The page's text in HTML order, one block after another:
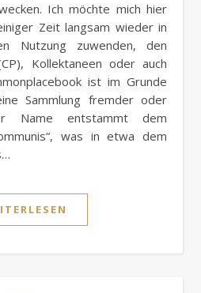
Ich möchte mich hier
Zeit langsam wieder in
Nutzung zuwenden, den
Kollektaneen oder auch
ist im Grunde
Sammlung fremder oder
Name entstammt dem
was in etwa dem